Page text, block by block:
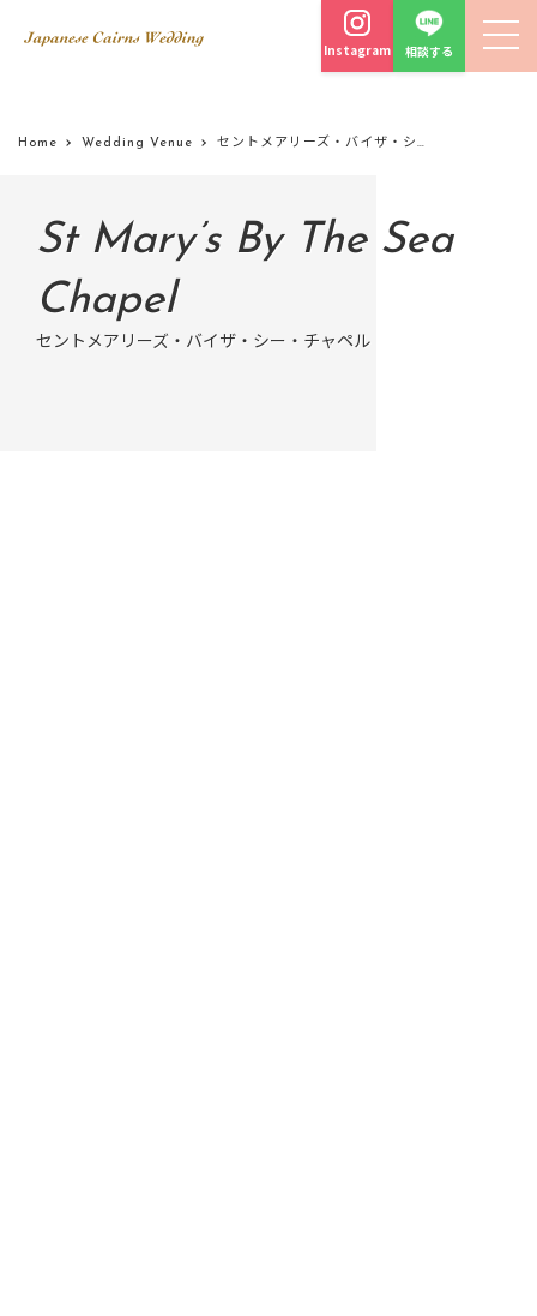
Instagram 相談する
Home Wedding Venue セントメアリーズ・バイザ・シー・チャペル
St Mary’s By The Sea
Chapel
セントメアリーズ・バイザ・シー・チャペル